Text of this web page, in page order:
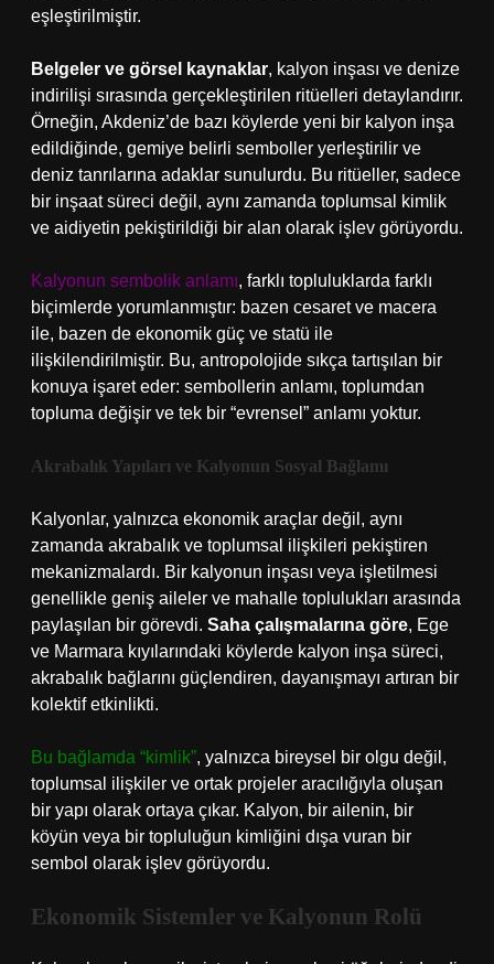
eşleştirilmiştir.
Belgeler ve görsel kaynaklar, kalyon inşası ve denize
indirilişi sırasında gerçekleştirilen ritüelleri detaylandırır.
Örneğin, Akdeniz’de bazı köylerde yeni bir kalyon inşa
edildiğinde, gemiye belirli semboller yerleştirilir ve
deniz tanrılarına adaklar sunulurdu. Bu ritüeller, sadece
bir inşaat süreci değil, aynı zamanda toplumsal kimlik
ve aidiyetin pekiştirildiği bir alan olarak işlev görüyordu.
Kalyonun sembolik anlamı, farklı topluluklarda farklı
biçimlerde yorumlanmıştır: bazen cesaret ve macera
ile, bazen de ekonomik güç ve statü ile
ilişkilendirilmiştir. Bu, antropolojide sıkça tartışılan bir
konuya işaret eder: sembollerin anlamı, toplumdan
topluma değişir ve tek bir “evrensel” anlamı yoktur.
Akrabalık Yapıları ve Kalyonun Sosyal Bağlamı
Kalyonlar, yalnızca ekonomik araçlar değil, aynı
zamanda akrabalık ve toplumsal ilişkileri pekiştiren
mekanizmalardı. Bir kalyonun inşası veya işletilmesi
genellikle geniş aileler ve mahalle toplulukları arasında
paylaşılan bir görevdi. Saha çalışmalarına göre, Ege
ve Marmara kıyılarındaki köylerde kalyon inşa süreci,
akrabalık bağlarını güçlendiren, dayanışmayı artıran bir
kolektif etkinlikti.
Bu bağlamda “kimlik”, yalnızca bireysel bir olgu değil,
toplumsal ilişkiler ve ortak projeler aracılığıyla oluşan
bir yapı olarak ortaya çıkar. Kalyon, bir ailenin, bir
köyün veya bir topluluğun kimliğini dışa vuran bir
sembol olarak işlev görüyordu.
Ekonomik Sistemler ve Kalyonun Rolü